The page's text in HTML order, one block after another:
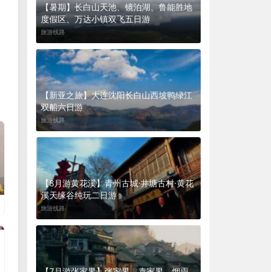
【暑期】长白山天池、镜泊湖、鲁能胜地
度假区、万达小镇双飞五日游
旅游线路
【新亚之旅】大连沈阳长白山西坡鸭绿江
双船六日游
旅游线路
【8月游黄花溪】青州古城·井塘古村·黄花
溪天缘谷纯玩二日游
旅游线路